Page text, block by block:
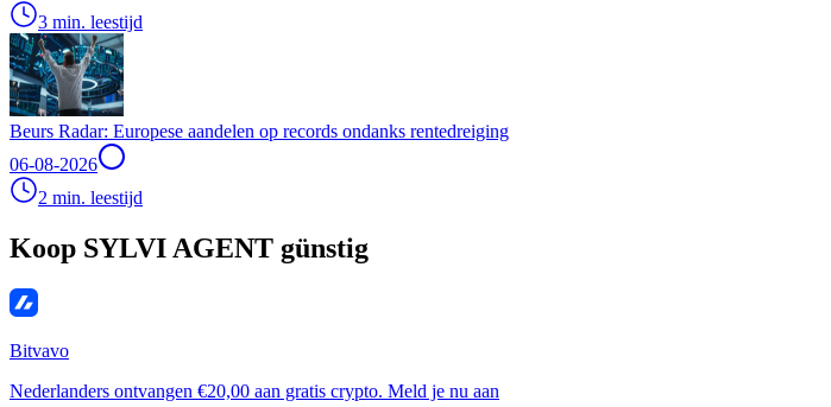
3 min. leestijd
Beurs Radar: Europese aandelen op records ondanks rentedreiging
06-08-2026
2 min. leestijd
Koop SYLVI AGENT günstig
Bitvavo
Nederlanders ontvangen €20,00 aan gratis crypto. Meld je nu aan